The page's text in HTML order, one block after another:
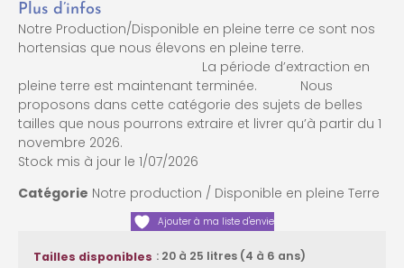
Plus d’infos
Notre Production/Disponible en pleine terre ce sont nos
hortensias que nous élevons en pleine terre.
La période d’extraction en
pleine terre est maintenant terminée. Nous
proposons dans cette catégorie des sujets de belles
tailles que nous pourrons extraire et livrer qu’à partir du 1
novembre 2026.
Stock mis à jour le 1/07/2026
Catégorie Notre production / Disponible en pleine Terre
Ajouter à ma liste d'envie
Tailles disponibles : 20 à 25 litres (4 à 6 ans)